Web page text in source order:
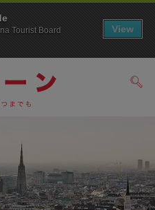
Tourist Board
View